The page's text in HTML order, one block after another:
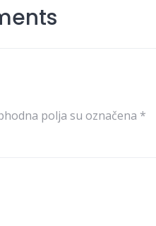
polja su označena *